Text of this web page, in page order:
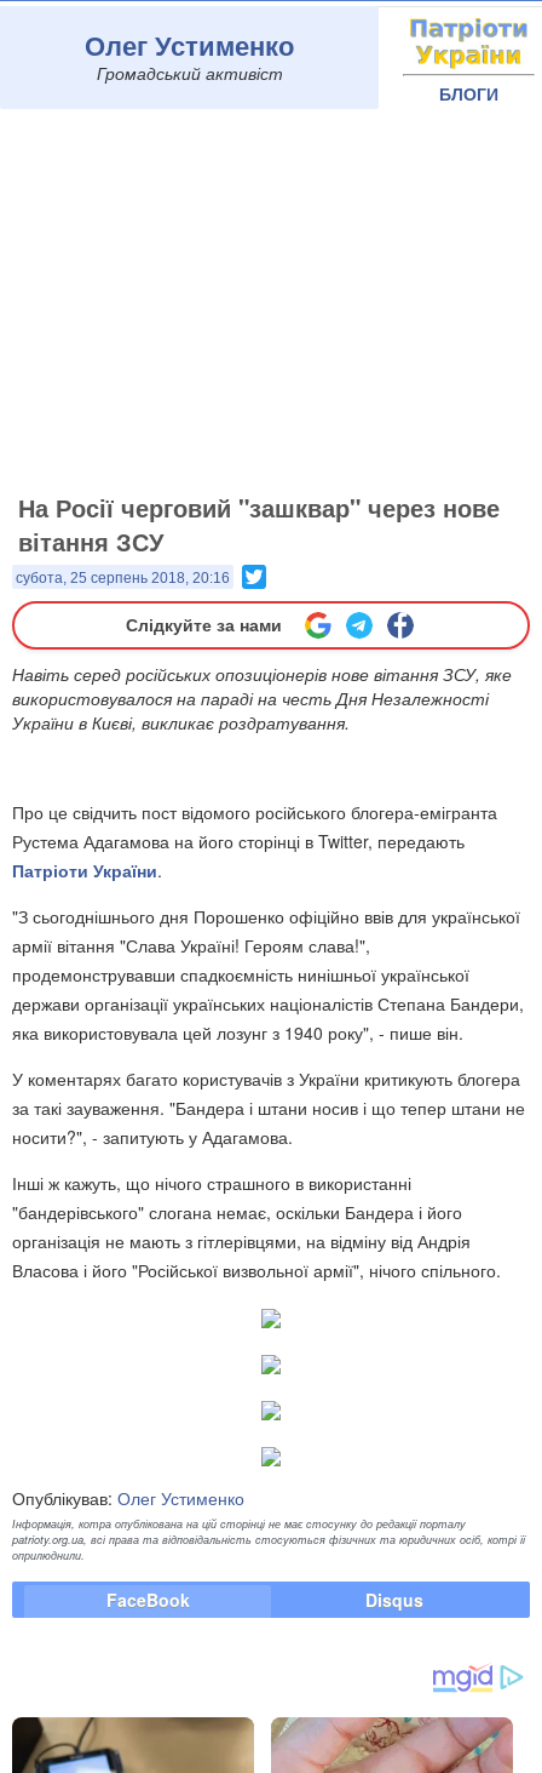
Олег Устименко
Громадський активіст
БЛОГИ
На Росії черговий "зашквар" через нове
вітання ЗСУ
субота, 25 серпень 2018, 20:16
Слідкуйте за нами
Навіть серед російських опозиціонерів нове вітання ЗСУ, яке
використовувалося на параді на честь Дня Незалежності
України в Києві, викликає роздратування.
Про це свідчить пост відомого російського блогера-емігранта
Рустема Адагамова на його сторінці в Twitter, передають
Патріоти України.
"З сьогоднішнього дня Порошенко офіційно ввів для української
армії вітання "Слава Україні! Героям слава!",
продемонструвавши спадкоємність нинішньої української
держави організації українських націоналістів Степана Бандери,
яка використовувала цей лозунг з 1940 року", - пише він.
У коментарях багато користувачів з України критикують блогера
за такі зауваження. "Бандера і штани носив і що тепер штани не
носити?", - запитують у Адагамова.
Інші ж кажуть, що нічого страшного в використанні
"бандерівського" слогана немає, оскільки Бандера і його
організація не мають з гітлерівцями, на відміну від Андрія
Власова і його "Російської визвольної армії", нічого спільного.
Опублікував: Олег Устименко
Інформація, котра опублікована на цій сторінці не має стосунку до редакції порталу
patrioty.org.ua, всі права та відповідальність стосуються фізичних та юридичних осіб, котрі її
оприлюднили.
FaceBook Disqus